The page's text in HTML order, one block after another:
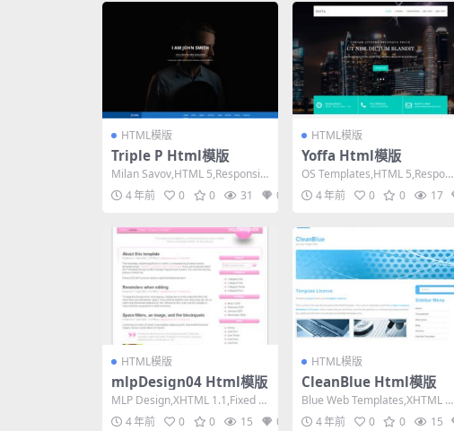
HTML模版
Triple P Html模版
Milan Savov,HTML 5,Responsiv
e, 5 Columns...
4 年前 0 0 31 0
HTML模版
Yoffa Html模版
OS Templates,HTML 5,Respons
ive, 4 Column...
4 年前 0 0 17
HTML模版
mlpDesign04 Html模版
MLP Design,XHTML 1.1,Fixed W
idth, 2 Colu...
4 年前 0 0 15 0
HTML模版
CleanBlue Html模版
Blue Web Templates,XHTML 1.
0 Transitiona...
4 年前 0 0 15